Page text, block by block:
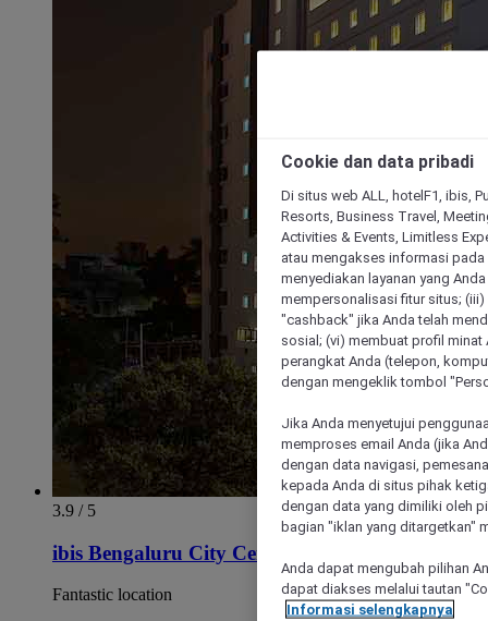
3.9 / 5
ibis Bengaluru City Centre
Fantastic location
Cookie dan data pribadi
Di situs web ALL, hotelF1, ibis,
Resorts, Business Travel,
Activities & Events, Limitless
atau mengakses informasi
menyediakan layanan yang
mempersonalisasi fitur situs;
"cashback" jika Anda telah
sosial; (vi) membuat profil
perangkat Anda (telepon,
dengan mengeklik tombol
Jika Anda menyetujui
memproses email Anda (jika
dengan data navigasi,
kepada Anda di situs pihak
dengan data yang dimiliki oleh
bagian "iklan yang ditargetkan"
Anda dapat mengubah pilihan
dapat diakses melalui tautan
Informasi selengkapnya